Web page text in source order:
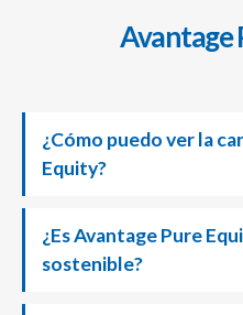
Avantage
¿Cómo puedo ver la
Equity?
¿Es Avantage Pure
sostenible?